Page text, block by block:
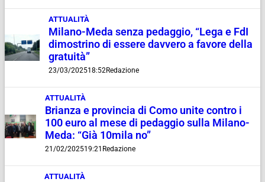
ATTUALITÀ
Milano-Meda senza pedaggio, “Lega e FdI
dimostrino di essere davvero a favore della
gratuità”
23/03/202518:52Redazione
ATTUALITÀ
Brianza e provincia di Como unite contro i
100 euro al mese di pedaggio sulla Milano-
Meda: “Già 10mila no”
21/02/202519:21 Redazione
ATTUALITÀ